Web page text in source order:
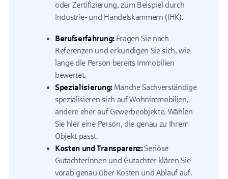
oder Zertifizierung, zum Beispiel durch
Industrie- und Handelskammern (IHK).
Berufserfahrung: Fragen Sie nach
Referenzen und erkundigen Sie sich, wie
lange die Person bereits Immobilien
bewertet.
Spezialisierung: Manche Sachverständige
spezialisieren sich auf Wohnimmobilien,
andere eher auf Gewerbeobjekte. Wählen
Sie hier eine Person, die genau zu Ihrem
Objekt passt.
Kosten und Transparenz:Seriöse
Gutachterinnen und Gutachter klären Sie
vorab genau über Kosten und Ablauf auf.